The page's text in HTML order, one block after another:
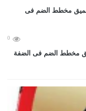
0
مخطط الضم فى الضفة